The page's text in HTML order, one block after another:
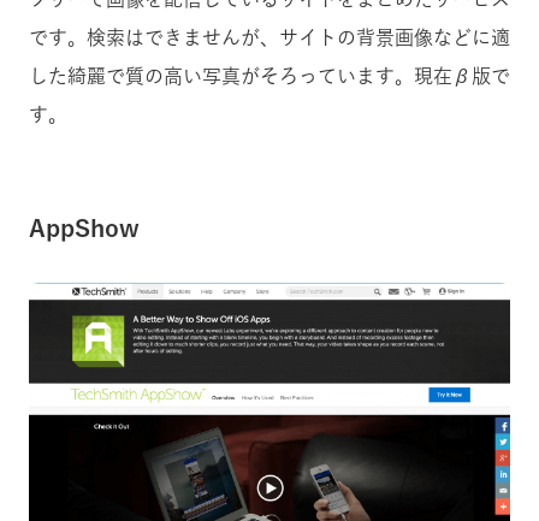
です。検索はできませんが、サイトの背景画像などに適
した綺麗で質の高い写真がそろっています。現在β版で
す。
AppShow